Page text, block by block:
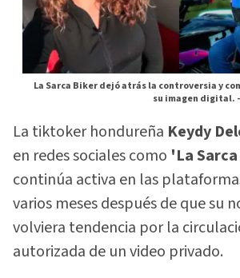
La Sarca Biker dejó atrás la controversia y
su imagen digital. -
La tiktoker hondureña Keydy
en redes sociales como 'La
continúa activa en las
varios meses después de que su
volviera tendencia por la
autorizada de un video privado.